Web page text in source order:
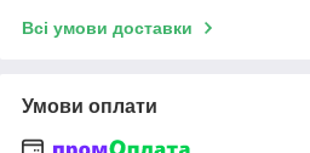
Всі умови доставки
Умови оплати